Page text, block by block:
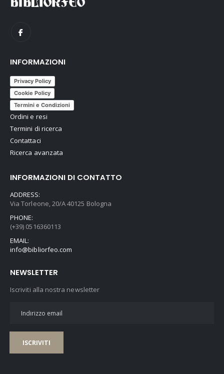
INFORMAZIONI
Privacy Policy
Cookie Policy
Termini e Condizioni
Ordini e resi
Termini di ricerca
Contattaci
Ricerca avanzata
INFORMAZIONI DI CONTATTO
ADDRESS:
Via Torleone, 20/A 40125 Bologna
PHONE:
(+39) 0516360113
EMAIL:
info@bibliorfeo.com
NEWSLETTER
Iscriviti alla nostra newsletter
ISCRIVITI